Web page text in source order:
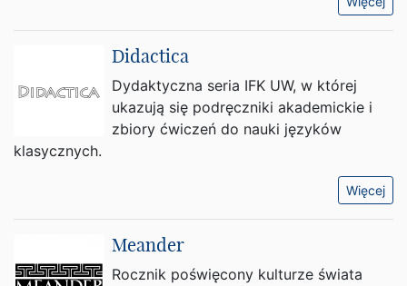
Didactica
Dydaktyczna seria IFK UW, w której
ukazują się podręczniki akademickie i
zbiory ćwiczeń do nauki języków
klasycznych.
Więcej
Meander
Rocznik poświęcony kulturze świata